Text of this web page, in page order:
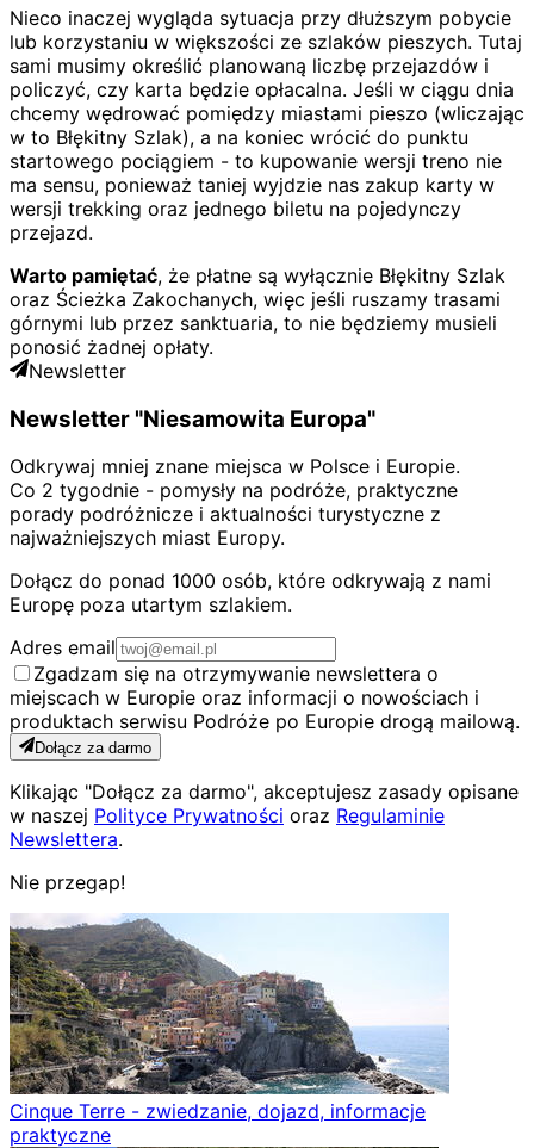
Nieco inaczej wygląda sytuacja przy dłuższym pobycie
lub korzystaniu w większości ze szlaków pieszych. Tutaj
sami musimy określić planowaną liczbę przejazdów i
policzyć, czy karta będzie opłacalna. Jeśli w ciągu dnia
chcemy wędrować pomiędzy miastami pieszo (wliczając
w to Błękitny Szlak), a na koniec wrócić do punktu
startowego pociągiem - to kupowanie wersji treno nie
ma sensu, ponieważ taniej wyjdzie nas zakup karty w
wersji trekking oraz jednego biletu na pojedynczy
przejazd.
Warto pamiętać, że płatne są wyłącznie Błękitny Szlak
oraz Ścieżka Zakochanych, więc jeśli ruszamy trasami
górnymi lub przez sanktuaria, to nie będziemy musieli
ponosić żadnej opłaty.
Newsletter
Newsletter "Niesamowita Europa"
Odkrywaj mniej znane miejsca w Polsce i Europie.
Co 2 tygodnie - pomysły na podróże, praktyczne
porady podróżnicze i aktualności turystyczne z
najważniejszych miast Europy.
Dołącz do ponad 1000 osób, które odkrywają z nami
Europę poza utartym szlakiem.
Adres email
Zgadzam się na otrzymywanie newslettera o
miejscach w Europie oraz informacji o nowościach i
produktach serwisu Podróże po Europie drogą mailową.
Dołącz za darmo
Klikając "Dołącz za darmo", akceptujesz zasady opisane
w naszej Polityce Prywatności oraz Regulaminie
Newslettera.
Nie przegap!
Cinque Terre - zwiedzanie, dojazd, informacje
praktyczne